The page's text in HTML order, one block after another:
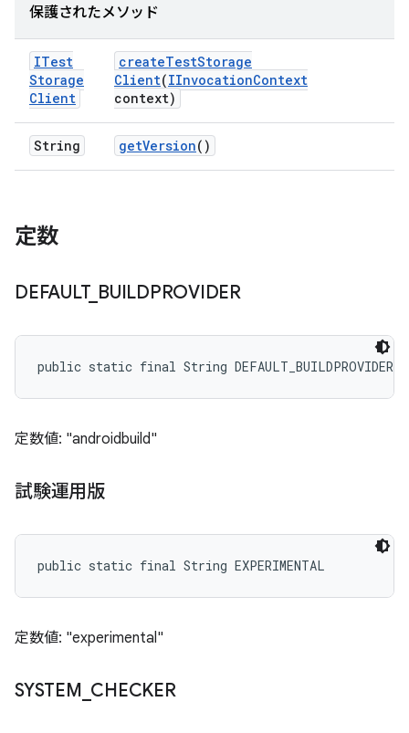
保護されたメソッド
ITest
Storage
Client
createTestStorage
Client(IInvocationContext
context)
String getVersion()
定数
DEFAULT_ BUILDPROVIDER
public static final String DEFAULT_BUILDPROVIDER
定数値: "androidbuild"
試験運用版
public static final String EXPERIMENTAL
定数値: "experimental"
SYSTEM CHECKER